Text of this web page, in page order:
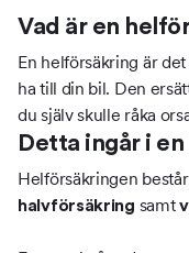
Vad är en
En helförsäkring är det
ha till din bil. Den
du själv skulle råka
Detta ingår i
Helförsäkringen
halvförsäkring samt